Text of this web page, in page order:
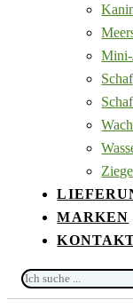
Schaf
Ziege
MARKEN
Ich
suche